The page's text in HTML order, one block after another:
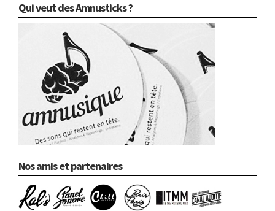
Qui veut des Amnusticks ?
Nos amis et partenaires